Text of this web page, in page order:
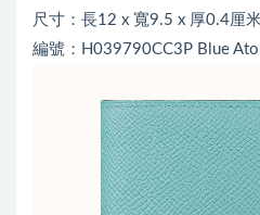
尺寸：長12 x 寬9.5 x 厚0.4厘
編號：H039790CC3P Blue